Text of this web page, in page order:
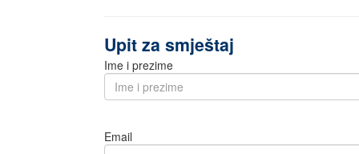
Upit za smještaj
Ime i prezime
Email